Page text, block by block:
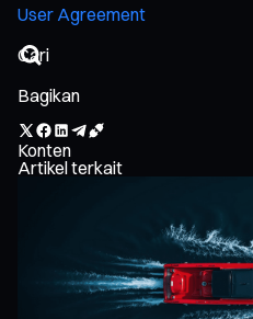
User Agreement
Bagikan
Konten
Artikel terkait